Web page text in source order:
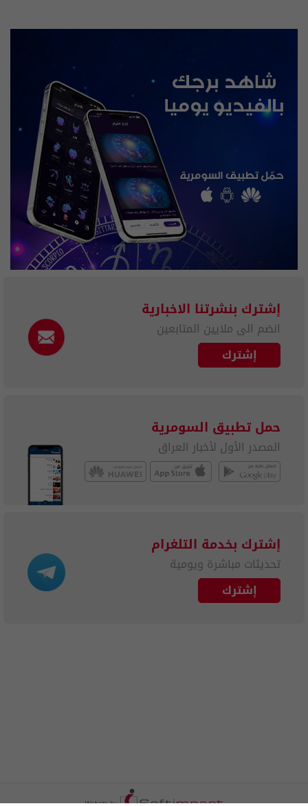
إشترك بنشرتنا الاخبارية
انضم الى ملايين المتابعين
إشترك
حمل تطبيق السومرية
المصدر الأول لأخبار العراق
إشترك بخدمة التلغرام
تحديثات مباشرة ويومية
إشترك